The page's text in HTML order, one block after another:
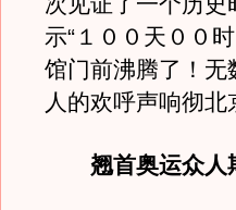
示“１００天００
馆门前沸腾了！无
人的欢呼声响彻北
翘首奥运众人